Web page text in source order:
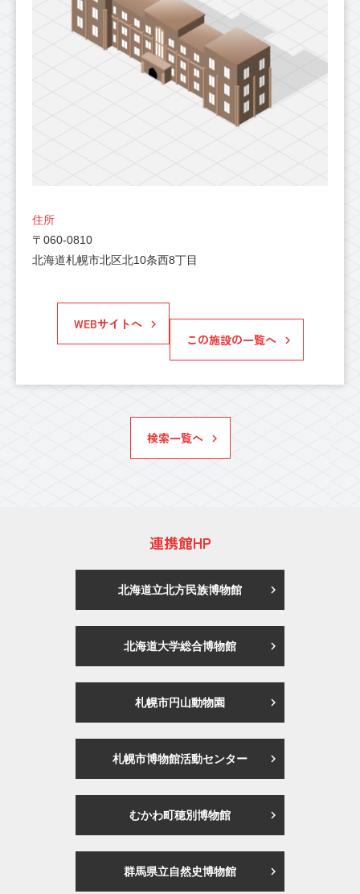
住所
〒060-0810
北海道札幌市北区北10条西8丁目
WEBサイトへ
この施設の一覧へ
検索一覧へ
連携館HP
北海道立北方民族博物館
北海道大学総合博物館
札幌市円山動物園
札幌市博物館活動センター
むかわ町穂別博物館
群馬県立自然史博物館